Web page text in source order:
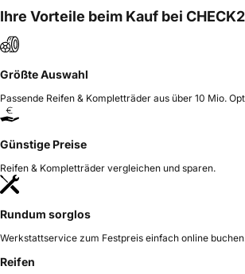
Ihre Vorteile beim Kauf bei
Größte Auswahl
Passende Reifen & Kompletträder aus über 10 Mio.
Günstige Preise
Reifen & Kompletträder vergleichen und sparen.
Rundum sorglos
Werkstattservice zum Festpreis einfach online
Reifen